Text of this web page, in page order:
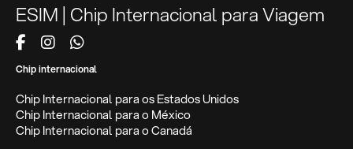
ESIM | Chip Internacional para Viagem
Chip internacional
Chip Internacional para os Estados Unidos
Chip Internacional para o México
Chip Internacional para o Canadá